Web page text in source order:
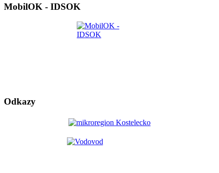
MobilOK - IDSOK
Odkazy